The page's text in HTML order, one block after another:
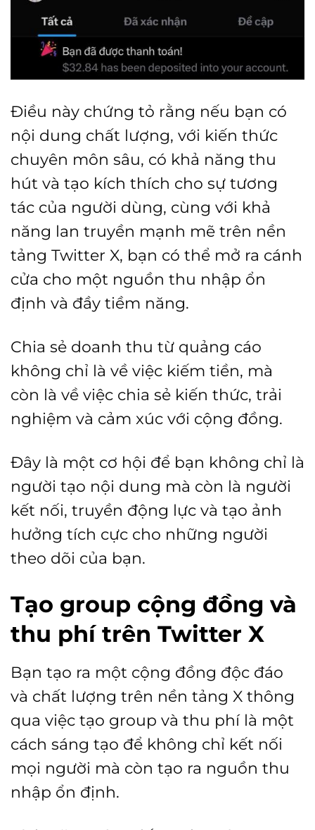
Điều này chứng tỏ rằng nếu bạn có
nội dung chất lượng, với kiến thức
chuyên môn sâu, có khả năng thu
hút và tạo kích thích cho sự tương
tác của người dùng, cùng với khả
năng lan truyền mạnh mẽ trên nền
tảng Twitter X, bạn có thể mở ra cánh
cửa cho một nguồn thu nhập ổn
định và đầy tiềm năng.
Chia sẻ doanh thu từ quảng cáo
không chỉ là về việc kiếm tiền, mà
còn là về việc chia sẻ kiến thức, trải
nghiệm và cảm xúc với cộng đồng.
Đây là một cơ hội để bạn không chỉ là
người tạo nội dung mà còn là người
kết nối, truyền động lực và tạo ảnh
hưởng tích cực cho những người
theo dõi của bạn.
Tạo group cộng đồng và
thu phí trên Twitter X
Bạn tạo ra một cộng đồng độc đáo
và chất lượng trên nền tảng X thông
qua việc tạo group và thu phí là một
cách sáng tạo để không chỉ kết nối
mọi người mà còn tạo ra nguồn thu
nhập ổn định.